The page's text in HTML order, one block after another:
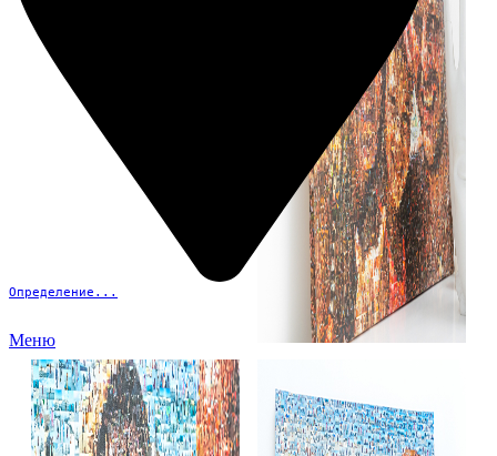
Определение...
Меню